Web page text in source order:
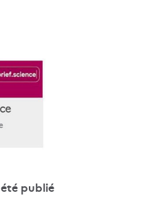
été publié